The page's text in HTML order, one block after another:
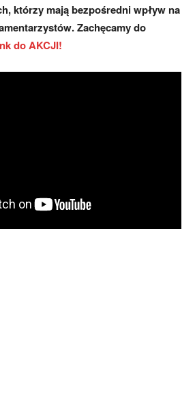
którzy mają bezpośredni wpływ na
Zachęcamy do
do AKCJI!